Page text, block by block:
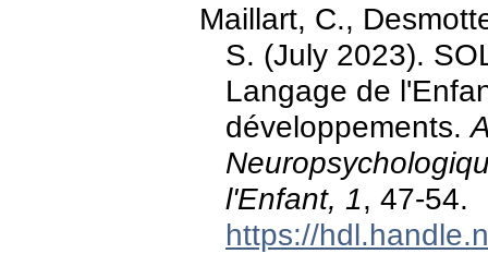
Maillart, C.,
S. (July 2023).
Langage de
développements.
l'Enfant, 1, 47-54.
https://